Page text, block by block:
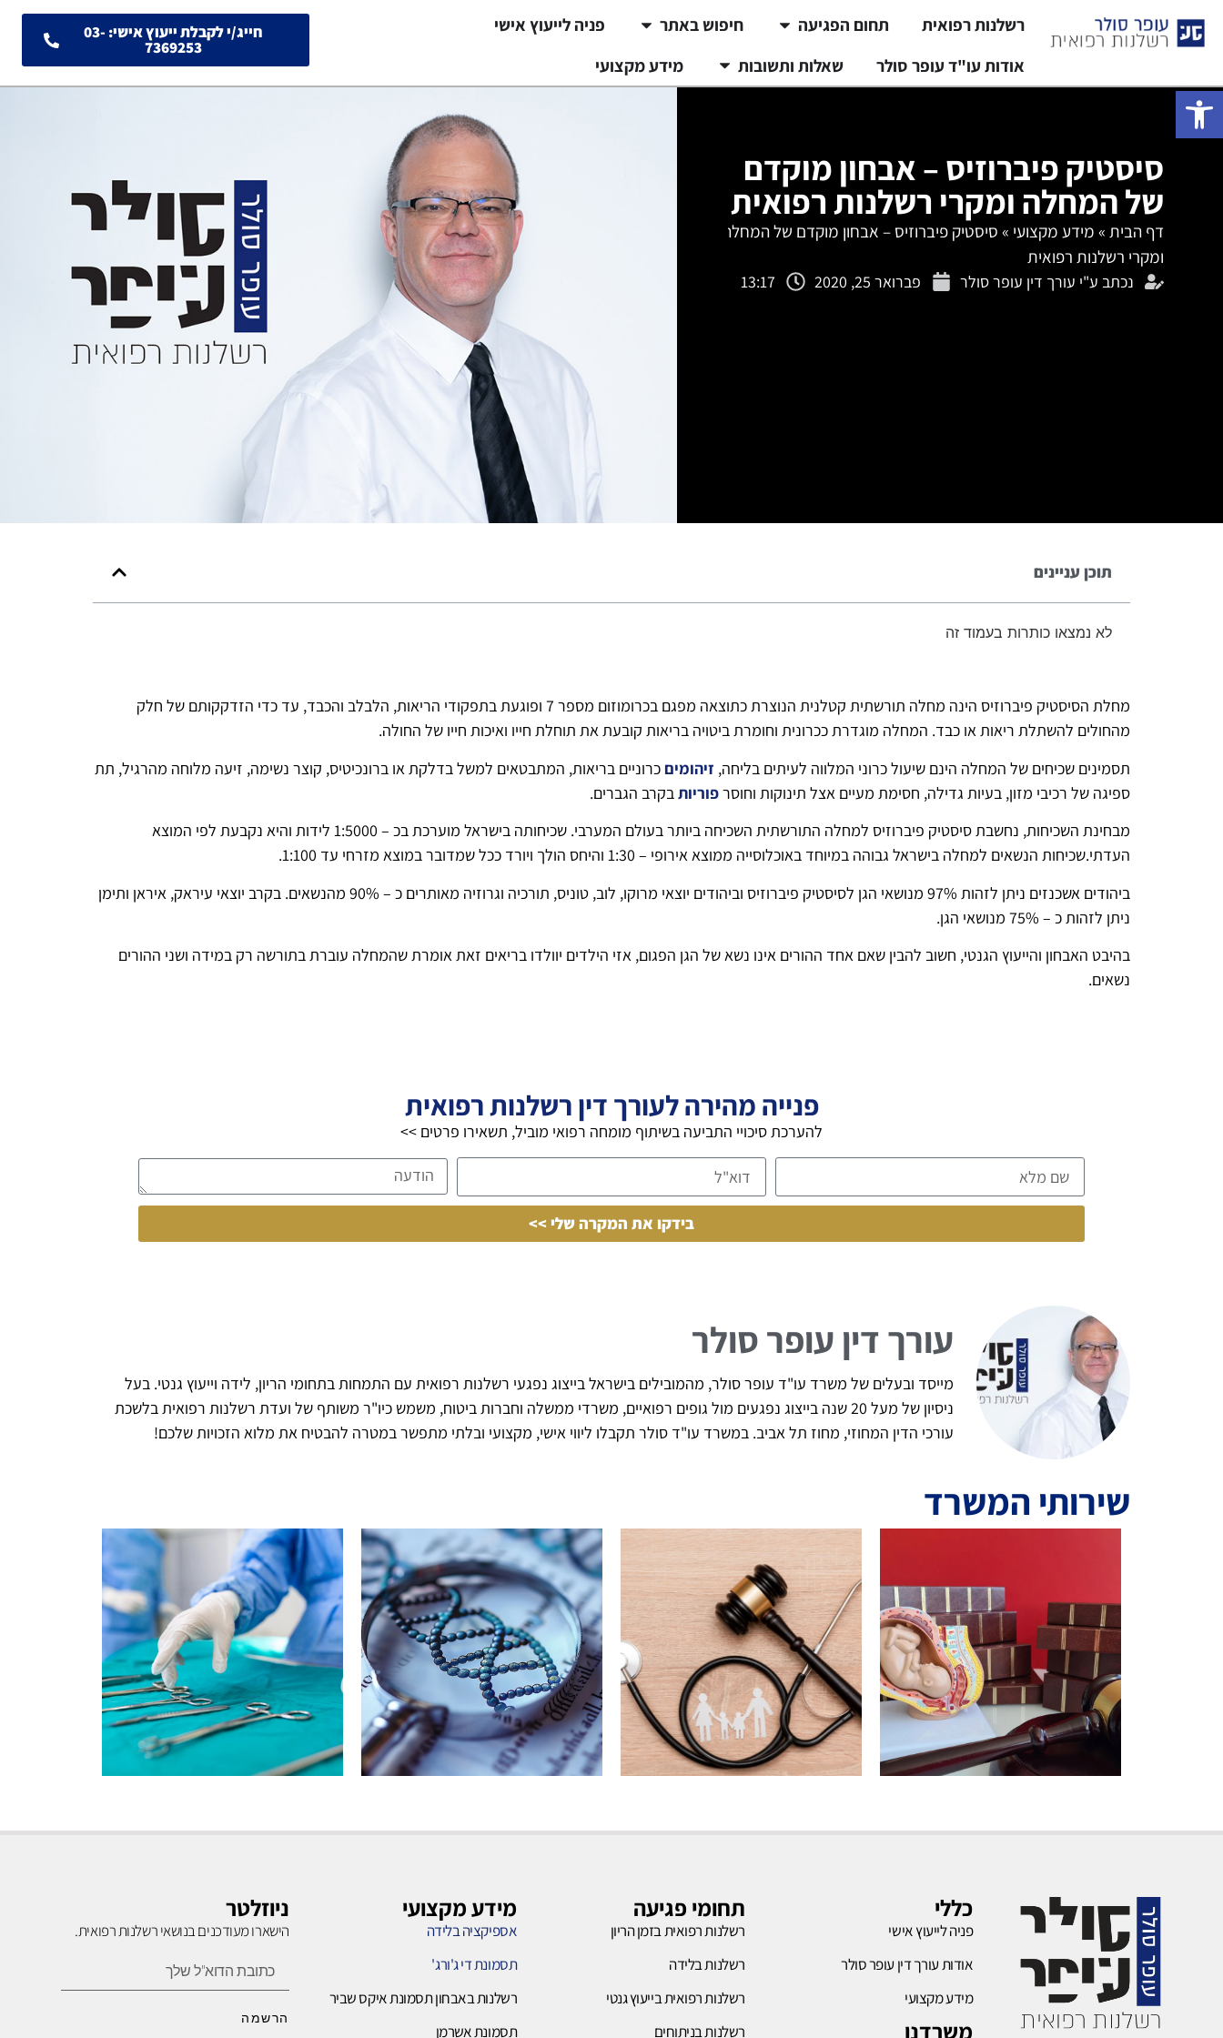
פתח סרגל נגישות
רשלנות רפואית תחום הפגיעה חיפוש באתר
פניה לייעוץ אישי
אודות עו"ד עופר סולר
שאלות ותשובות מידע מקצועי
חייג/י לקבלת ייעוץ אישי: 03-
7369253
סיסטיק פיברוזיס – אבחון מוקדם
של המחלה ומקרי רשלנות רפואית
דף הבית » מידע מקצועי » סיסטיק פיברוזיס – אבחון מוקדם של המחלה
ומקרי רשלנות רפואית
נכתב ע"י עורך דין עופר סולר פברואר 25, 2020 13:17
תוכן עניינים
לא נמצאו כותרות בעמוד זה
מחלת הסיסטיק פיברוזיס הינה מחלה תורשתית קטלנית הנוצרת כתוצאה מפגם בכרומוזום מספר 7 ופוגעת בתפקודי הריאות, הלבלב והכבד, עד כדי הזדקקותם של חלק
מהחולים להשתלת ריאות או כבד. המחלה מוגדרת ככרונית וחומרת ביטויה בריאות קובעת את תוחלת חייו ואיכות חייו של החולה.
תסמינים שכיחים של המחלה הינם שיעול כרוני המלווה לעיתים בליחה, זיהומים כרוניים בריאות, המתבטאים למשל בדלקת או ברונכיטיס, קוצר נשימה, זיעה מלוחה מהרגיל, תת
ספיגה של רכיבי מזון, בעיות גדילה, חסימת מעיים אצל תינוקות וחוסרפוריותבקרב הגברים.
מבחינת השכיחות, נחשבת סיסטיק פיברוזיס למחלה התורשתית השכיחה ביותר בעולם המערבי. שכיחותה בישראל מוערכת בכ – 1:5000 לידות והיא נקבעת לפי המוצא
העדתי.שכיחות הנשאים למחלה בישראל גבוהה במיוחד באוכלוסייה ממוצא אירופי – 1:30 והיחס הולך ויורד ככל שמדובר במוצא מזרחי עד 1:100.
ביהודים אשכנזים ניתן לזהות 97% מנושאי הגן לסיסטיק פיברוזיס וביהודים יוצאי מרוקו, לוב, טוניס, תורכיה וגרוזיה מאותרים כ – 90% מהנשאים. בקרב יוצאי עיראק, איראן ותימן
ניתן לזהות כ – 75% מנושאי הגן.
בהיבט האבחון והייעוץ הגנטי, חשוב להבין שאם אחד ההורים אינו נשא של הגן הפגום, אזי הילדים יוולדו בריאים זאת אומרת שהמחלה עוברת בתורשה רק במידה ושני ההורים
נשאים.
פנייה מהירה לעורך דין רשלנות רפואית
להערכת סיכויי התביעה בשיתוף מומחה רפואי מוביל, תשאירו פרטים >>
בידקו את המקרה שלי >>
עורך דין עופר סולר
מייסד ובעלים של משרד עו"ד עופר סולר, מהמובילים בישראל בייצוג נפגעי רשלנות רפואית עם התמחות בתחומי הריון, לידה וייעוץ גנטי. בעל
ניסיון של מעל 20 שנה בייצוג נפגעים מול גופים רפואיים, משרדי ממשלה וחברות ביטוח, משמש כיו"ר משותף של ועדת רשלנות רפואית בלשכת
עורכי הדין המחוזי, מחוז תל אביב. במשרד עו"ד סולר תקבלו ליווי אישי, מקצועי ובלתי מתפשר במטרה להבטיח את מלוא הזכויות שלכם!
שירותי המשרד
רשלנות
לחץ כאן
רשלנות
לחץ כאן
רשלנות
גנטי
לחץ כאן
רשלנות
לחץ כאן
כללי
פניה לייעוץ אישי
אודות עורך דין עופר סולר
מידע מקצועי
משרדנו
תחומי פגיעה
רשלנות רפואית בזמן הריון
רשלנות בלידה
רשלנות רפואית בייעוץ גנטי
רשלנות בניתוחים
מידע מקצועי
אספיקציה בלידה
תסמונת די ג'ורג'
רשלנות באבחון תסמונת איקס שביר
תסמונת אשרמן
ניוזלטר
הישארו מעודכנים בנושאי רשלנות רפואית.
הרשמה